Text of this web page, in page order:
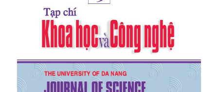
[5]Nguyễn Thị Minh Hạnh và cộng sự, “Một số kết
quả nghiên cứu sản xuất tinh bột gạo dùng cho chế
biến thực phẩm và dược phẩm”, Tạp chí Công
nghiệp, kỳ 1, tháng 12/2009, (23-25).
[6]Trần Thị Việt Hoa, Bùi Nguyễn Quỳnh Chiêu,
“Nghiên cứu tách curcumin từ cây nghệ vàng
Curcuma longa L., họ gừng Zingiberaceae”, Tuyển
tập các công trình Hội nghị khoa học và Công nghệ